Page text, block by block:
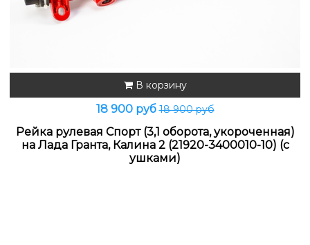
В корзину
18 900 руб18 900 руб
Рейка рулевая Спорт (3,1 оборота, укороченная)
на Лада Гранта, Калина 2 (21920-3400010-10) (с
ушками)